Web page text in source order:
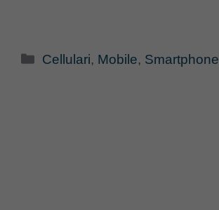
Categorie
Cellulari, Mobile, Smartphone